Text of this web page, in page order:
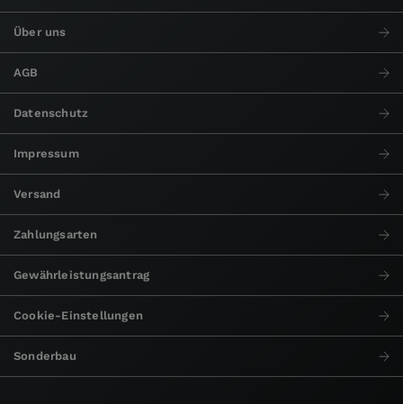
Über uns
AGB
Datenschutz
Impressum
Versand
Zahlungsarten
Gewährleistungsantrag
Cookie-Einstellungen
Sonderbau